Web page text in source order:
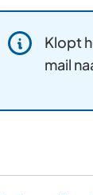
Klopt
mail